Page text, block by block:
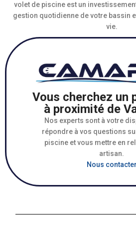
volet de piscine est un
gestion quotidienne de votre bassin
vie.
Vous cherchez un
à proximité de
Nos experts sont à votre
répondre à vos questions
piscine et vous mettre en
artisan.
Nous contacter